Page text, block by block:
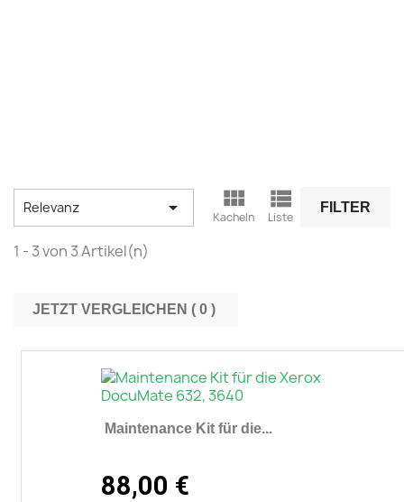
Relevanz  
Kacheln

Liste
FILTER
1 - 3 von 3 Artikel(n)
JETZT VERGLEICHEN ( 0
Maintenance Kit für die...
88,00 €